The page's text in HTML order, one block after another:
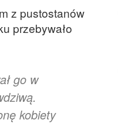
z pustostanów
przebywało
go w
kobiety